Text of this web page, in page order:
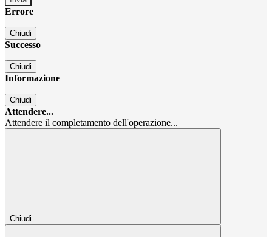
Errore
Chiudi
Successo
Chiudi
Informazione
Chiudi
Attendere...
Attendere il completamento dell'operazione...
Chiudi